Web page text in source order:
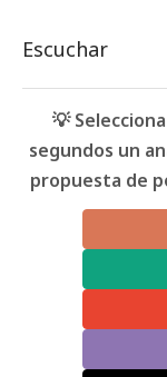
Escuchar
💡
segundos un
propuesta de